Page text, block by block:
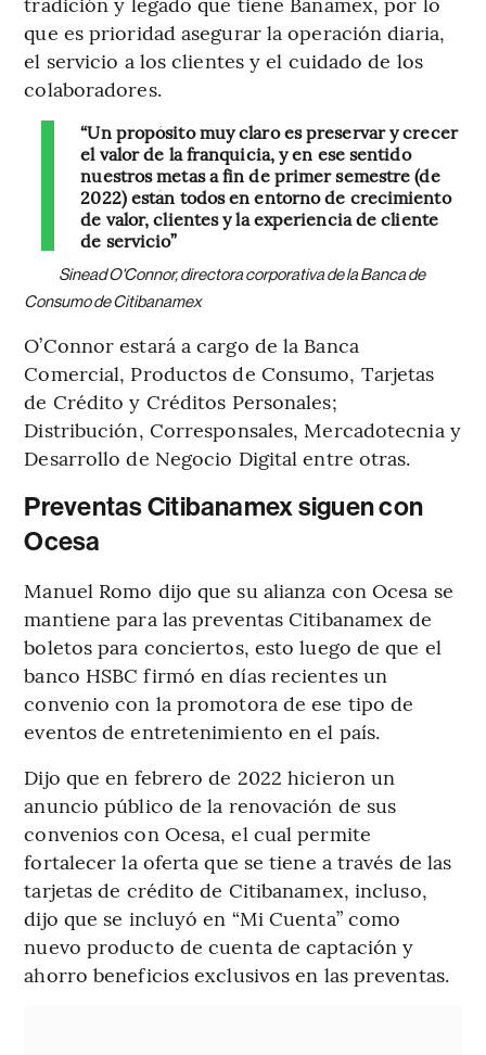
que es prioridad asegurar la operación diaria,
el servicio a los clientes y el cuidado de los
colaboradores.
“Un propósito muy claro es preservar y crecer
el valor de la franquicia, y en ese sentido
nuestros metas a fin de primer semestre (de
2022) están todos en entorno de crecimiento
de valor, clientes y la experiencia de cliente
de servicio”
Sinead O'Connor, directora corporativa de la Banca de
Consumo de Citibanamex
O’Connor estará a cargo de la Banca
Comercial, Productos de Consumo, Tarjetas
de Crédito y Créditos Personales;
Distribución, Corresponsales, Mercadotecnia y
Desarrollo de Negocio Digital entre otras.
Preventas Citibanamex siguen con
Ocesa
Manuel Romo dijo que su alianza con Ocesa se
mantiene para las preventas Citibanamex de
boletos para conciertos, esto luego de que el
banco HSBC firmó en días recientes un
convenio con la promotora de ese tipo de
eventos de entretenimiento en el país.
Dijo que en febrero de 2022 hicieron un
anuncio público de la renovación de sus
convenios con Ocesa, el cual permite
fortalecer la oferta que se tiene a través de las
tarjetas de crédito de Citibanamex, incluso,
dijo que se incluyó en “Mi Cuenta” como
nuevo producto de cuenta de captación y
ahorro beneficios exclusivos en las preventas.